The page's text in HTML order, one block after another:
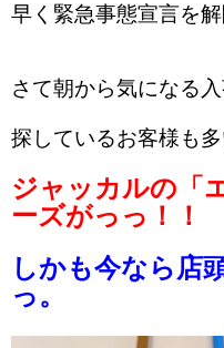
早く緊急事態宣言を
さて朝から気になる
探しているお客様も
ジャッカルの「
ーズがっっ！！
しかも今なら店
っ。